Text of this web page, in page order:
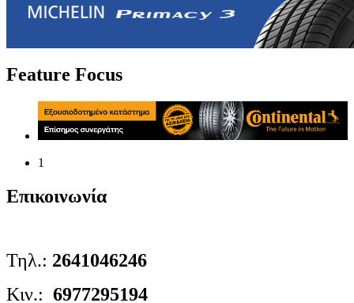
Feature Focus
1
Επικοινωνία
Τηλ.: 2641046246
Κιν.: 6977295194